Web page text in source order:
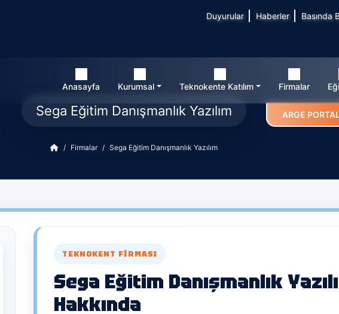
Duyurular Haberler Basında
Anasayfa Kurumsal Teknokente Katılım Firmalar
ARGE
Sega Eğitim Danışmanlık Yazılım
Firmalar Sega Eğitim Danışmanlık Yazılım
TEKNOKENT FIRMASI
Sega Eğitim Danışmanlık
Hakkında